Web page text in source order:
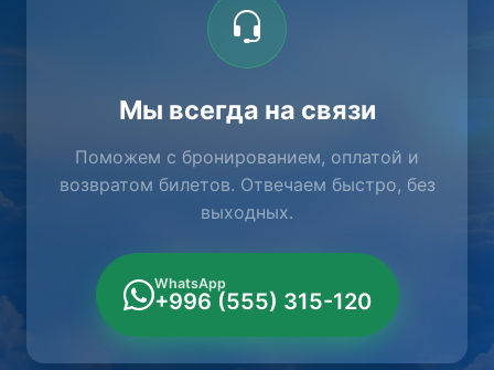
Мы всегда на связи
Поможем с бронированием, оплатой и
возвратом билетов. Отвечаем быстро, без
выходных.
WhatsApp
+996 (555) 315-120